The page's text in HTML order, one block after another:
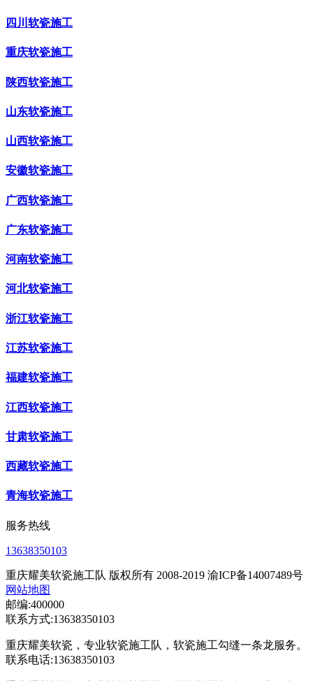
四川软瓷施工
重庆软瓷施工
陕西软瓷施工
山东软瓷施工
山西软瓷施工
安徽软瓷施工
广西软瓷施工
广东软瓷施工
河南软瓷施工
河北软瓷施工
浙江软瓷施工
江苏软瓷施工
福建软瓷施工
江西软瓷施工
甘肃软瓷施工
西藏软瓷施工
青海软瓷施工
服务热线
13638350103
重庆耀美软瓷施工队 版权所有 2008-2019 渝ICP备14007489号
网站地图
邮编:400000
联系方式:13638350103
重庆耀美软瓷，专业软瓷施工队，软瓷施工勾缝一条龙服务。
联系电话:13638350103